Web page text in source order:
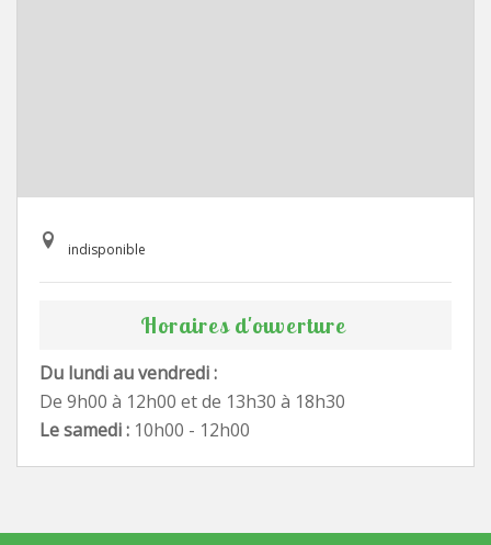
indisponible
Horaires d'ouverture
Du lundi au vendredi :
De 9h00 à 12h00 et de 13h30 à 18h30
Le samedi : 10h00 - 12h00